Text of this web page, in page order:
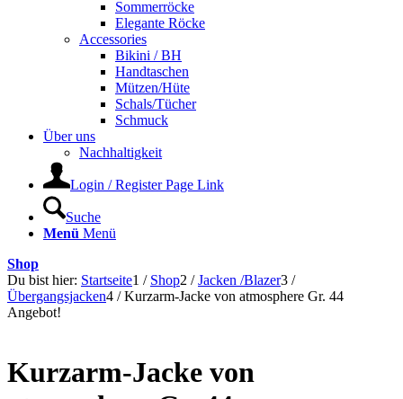
Sommerröcke
Elegante Röcke
Accessories
Bikini / BH
Handtaschen
Mützen/Hüte
Schals/Tücher
Schmuck
Über uns
Nachhaltigkeit
Login / Register Page Link
Suche
Menü Menü
Shop
Du bist hier: Startseite1 / Shop2 / Jacken /Blazer3 /
Übergangsjacken4 / Kurzarm-Jacke von atmosphere Gr. 44
Angebot!
Kurzarm-Jacke von